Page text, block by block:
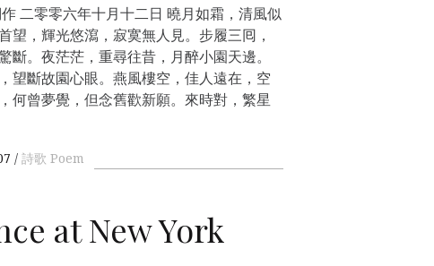
二零零六年十月十二日 曉月如霜，清風似
望，輝光悠瀉，寂寞無人見。步履三囘，
斷。夜茫茫，重尋往昔，月醉小園天邊。
望斷故園心眼。燕風樓空，佳人遠在，空
何曾夢覺，但念舊歡新願。來時對，繁星
詩歌 Poem
at New York